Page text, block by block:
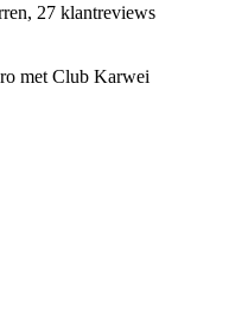
27 klantreviews
met Club Karwei